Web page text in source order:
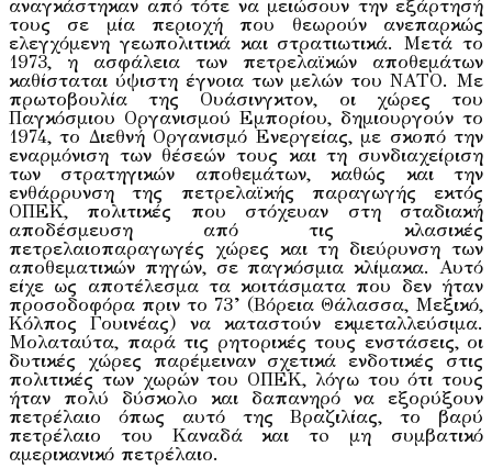
αναγκάστηκαν από τότε να μειώσουν την εξάρτησή
τους σε μία περιοχή που θεωρούν ανεπαρκώς
ελεγχόμενη γεωπολιτικά και στρατιωτικά. Μετά το
1973, η ασφάλεια των πετρελαϊκών αποθεμάτων
καθίσταται ύψιστη έγνοια των μελών του ΝΑΤΟ. Με
πρωτοβουλία της Ουάσινγκτον, οι χώρες του
Παγκόσμιου Οργανισμού Εμπορίου, δημιουργούν το
1974, το Διεθνή Οργανισμό Ενεργείας, με σκοπό την
εναρμόνιση των θέσεών τους και τη συνδιαχείριση
των στρατηγικών αποθεμάτων, καθώς και την
ενθάρρυνση της πετρελαϊκής παραγωγής εκτός
ΟΠΕΚ, πολιτικές που στόχευαν στη σταδιακή
αποδέσμευση από τις κλασικές
πετρελαιοπαραγωγές χώρες και τη διεύρυνση των
αποθεματικών πηγών, σε παγκόσμια κλίμακα. Αυτό
είχε ως αποτέλεσμα τα κοιτάσματα που δεν ήταν
προσοδοφόρα πριν το 73’ (Βόρεια Θάλασσα, Μεξικό,
Κόλπος Γουινέας) να καταστούν εκμεταλλεύσιμα.
Μολαταύτα, παρά τις ρητορικές τους ενστάσεις, οι
δυτικές χώρες παρέμειναν σχετικά ενδοτικές στις
πολιτικές των χωρών του ΟΠΕΚ, λόγω του ότι τους
ήταν πολύ δύσκολο και δαπανηρό να εξορύξουν
πετρέλαιο όπως αυτό της Βραζιλίας, το βαρύ
πετρέλαιο του Καναδά και τo μη συμβατικό
αμερικανικό πετρέλαιο.